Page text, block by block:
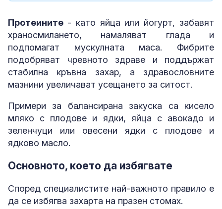
Протеините - като яйца или йогурт, забавят
храносмилането, намаляват глада и
подпомагат мускулната маса. Фибрите
подобряват чревното здраве и поддържат
стабилна кръвна захар, а здравословните
мазнини увеличават усещането за ситост.
Примери за балансирана закуска са кисело
мляко с плодове и ядки, яйца с авокадо и
зеленчуци или овесени ядки с плодове и
ядково масло.
Основното, което да избягвате
Според специалистите най-важното правило е
да се избягва захарта на празен стомах.